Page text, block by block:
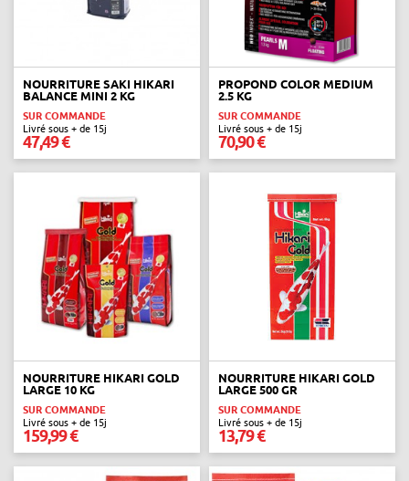
NOURRITURE SAKI HIKARI
BALANCE MINI 2 KG
SUR COMMANDE
Livré sous + de 15j
47,49 €
PROPOND COLOR MEDIUM
2.5 KG
SUR COMMANDE
Livré sous + de 15j
70,90 €
NOURRITURE HIKARI GOLD
LARGE 10 KG
SUR COMMANDE
Livré sous + de 15j
159,99 €
NOURRITURE HIKARI GOLD
LARGE 500 GR
SUR COMMANDE
Livré sous + de 15j
13,79 €